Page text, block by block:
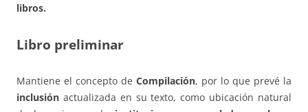
libros.
Libro preliminar
Mantiene el concepto de Compilación, por lo que prevé la
inclusión actualizada en su texto, como ubicación natural